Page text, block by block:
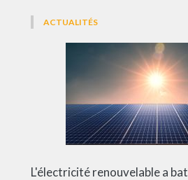
ACTUALITÉS
L'électricité renouvelable a